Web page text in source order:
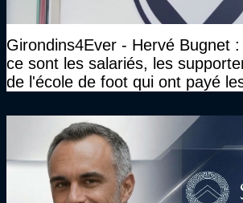
Girondins4Ever - Hervé Bugnet
ce sont les salariés, les
de l'école de foot qui ont payé